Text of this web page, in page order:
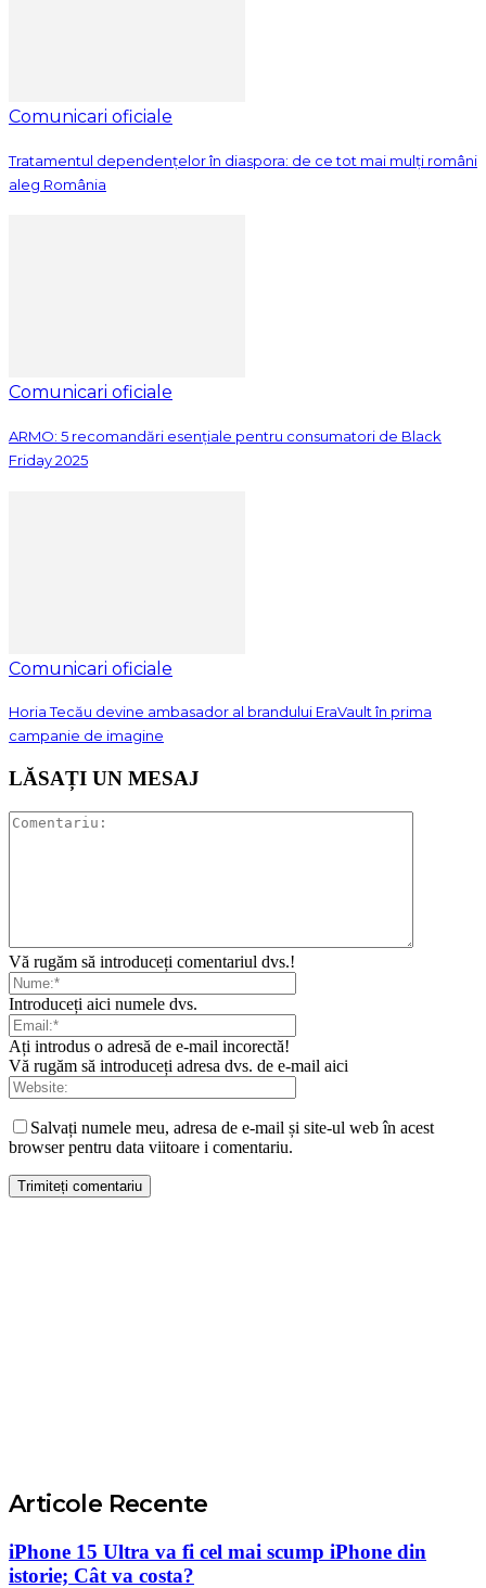
Comunicari oficiale
Tratamentul dependențelor în diaspora: de ce tot mai mulți români
aleg România
Comunicari oficiale
ARMO: 5 recomandări esențiale pentru consumatori de Black
Friday 2025
Comunicari oficiale
Horia Tecău devine ambasador al brandului EraVault în prima
campanie de imagine
LĂSAȚI UN MESAJ
Vă rugăm să introduceți comentariul dvs.!
Introduceți aici numele dvs.
Ați introdus o adresă de e-mail incorectă!
Vă rugăm să introduceți adresa dvs. de e-mail aici
Salvați numele meu, adresa de e-mail și site-ul web în acest
browser pentru data viitoare i comentariu.
Articole Recente
iPhone 15 Ultra va fi cel mai scump iPhone din
istorie; Cât va costa?